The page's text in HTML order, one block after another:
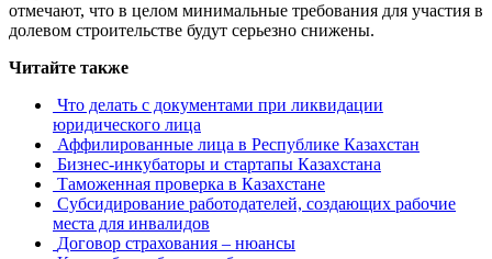
отмечают, что в целом минимальные требования для участия в
долевом строительстве будут серьезно снижены.
Читайте также
Что делать с документами при ликвидации
юридического лица
Аффилированные лица в Республике Казахстан
Бизнес-инкубаторы и стартапы Казахстана
Таможенная проверка в Казахстане
Субсидирование работодателей, создающих рабочие
места для инвалидов
Договор страхования – нюансы